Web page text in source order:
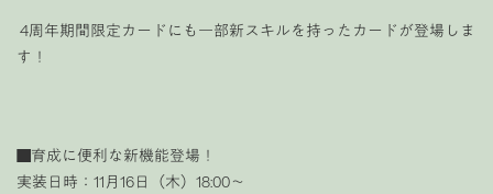
4周年期間限定カードにも一部新スキルを持ったカードが登場しま
す！
■育成に便利な新機能登場！
実装日時：11月16日（木）18:00〜